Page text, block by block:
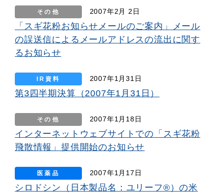
その他 2007年2月 2日
「スギ花粉お知らせメールのご案内」メール
の誤送信によるメールアドレスの流出に関す
るお知らせ
IR資料 2007年1月31日
第3四半期決算（2007年1月31日）
その他 2007年1月18日
インターネットウェブサイトでの「スギ花粉
飛散情報」提供開始のお知らせ
医薬品 2007年1月17日
シロドシン（日本製品名：ユリーフ®）の米